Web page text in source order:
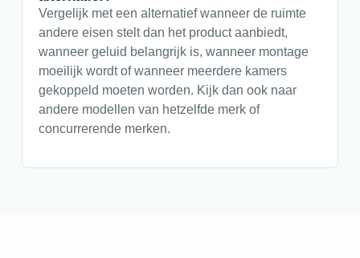
Vergelijk met een alternatief wanneer de ruimte
andere eisen stelt dan het product aanbiedt,
wanneer geluid belangrijk is, wanneer montage
moeilijk wordt of wanneer meerdere kamers
gekoppeld moeten worden. Kijk dan ook naar
andere modellen van hetzelfde merk of
concurrerende merken.